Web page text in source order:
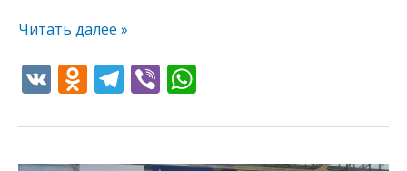
Читать далее »
V O
n
T
e
Vi
er at